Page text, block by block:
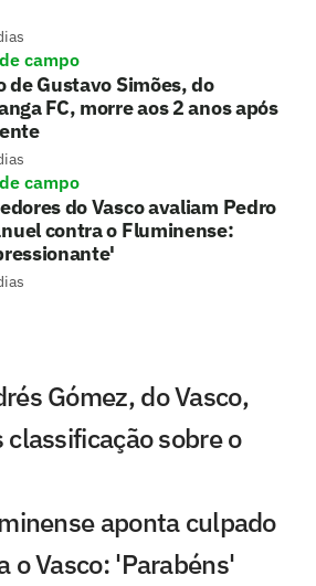
campo
de Gustavo Simões, do
FC, morre aos 2 anos após
campo
do Vasco avaliam Pedro
contra o Fluminense:
Gómez, do Vasco,
sobre o
aponta culpado
o Vasco: 'Parabéns'